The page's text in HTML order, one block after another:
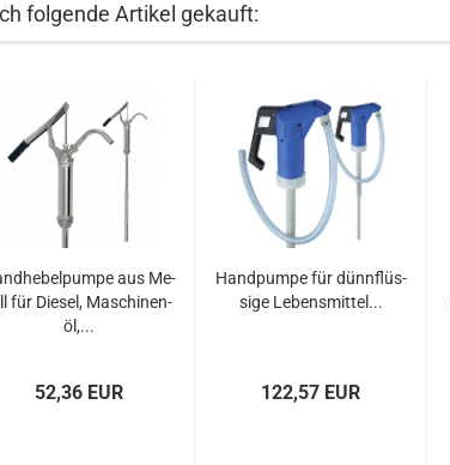
folgende Artikel gekauft:
aus Me­
für Die­sel, Ma­schi­nen­
öl,...
52,36 EUR
Hand­pum­pe für dünn­flüs­
si­ge Le­bens­mit­tel...
122,57 EUR